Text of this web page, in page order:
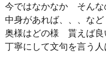
今ではなかなか　そん
中身があれば、、、な
奥様はどの様　貰え
丁寧にして文句を言う